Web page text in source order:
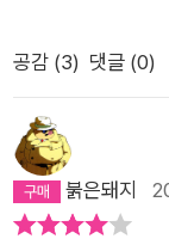
었다. 열심히 데워
앞에서 일어나기
오기 시작했다. 날
공포는 영원히 잊
파르르 몸을 떨었
허사였다. 번데기
진행되어야 했다.
어렴풋하게 느끼
설명, 그리고 책에
영혼의 투쟁”이라
그런 느낌일까 하
는 생각이 든다. 자
에서의 언행과 행
인을 만나게 되고
들어가 갈탄관을
'왜?? ' 하면서 궁
무시해버리는 조르
받아들이라는 것
신이 하고 싶은대
공감 (3) 댓글 (0)
붉은돼지